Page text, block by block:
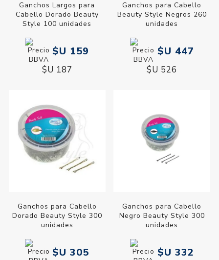
Ganchos Largos para
Cabello Dorado Beauty
Style 100 unidades
$U 159
$U 187
Ganchos para Cabello
Beauty Style Negros 260
unidades
$U 447
$U 526
Ganchos para Cabello
Dorado Beauty Style 300
unidades
$U 305
Ganchos para Cabello
Negro Beauty Style 300
unidades
$U 332